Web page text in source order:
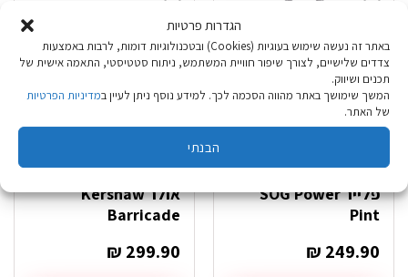
הגדרות פרטיות
באתר זה נעשה שימוש בעוגיות (Cookies) ובטכנולוגיות דומות, לרבות באמצעות
צדדים שלישיים, לצורך שיפור חוויית המשתמש, ניתוח סטטיסטי, התאמה אישית של
תכנים ושיווק.
המשך שימושך באתר מהווה הסכמה לכך. למידע נוסף ניתן לעיין במדיניות הפרטיות
של האתר.
הבנתי
המלאי אזל
פלייר SOG Power
Pint
₪ 249.90
אולר Kershaw
Barricade
₪ 299.90